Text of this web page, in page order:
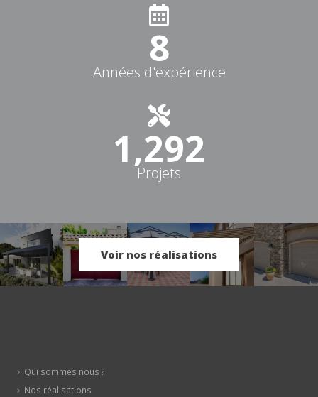
10
Années d'expérience
1,597
Projets
Voir nos réalisations
Qui sommes nous ?
Nos réalisations